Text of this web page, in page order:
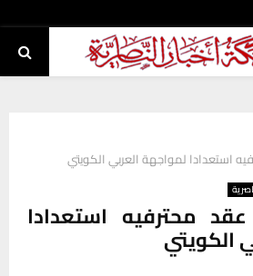
استعدادا لمواجهة العربي الكويتي
محترفيه استعدادا
الكويتي